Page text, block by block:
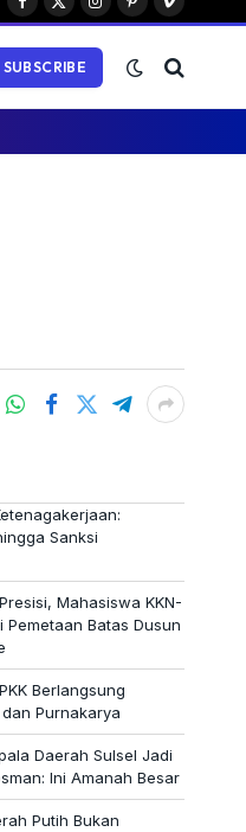
Facebook
X
Instagram
PinterestVimeo
SUBSCRIBE
Sanksi
Mahasiswa KKN-
Pemetaan Batas Dusun
Berlangsung
Purnakarya
Daerah Sulsel Jadi
Ini Amanah Besar
Putih Bukan